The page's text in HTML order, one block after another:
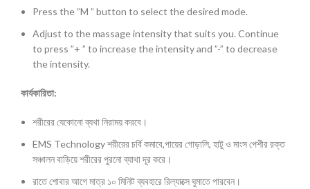
Press the ”M ” button to select the desired mode.
Adjust to the massage intensity that suits you. Continue
to press ”+ ” to increase the intensity and ”-” to decrease
the intensity.
কার্যকারিতা:
শরীরের যেকোনো ব্যথা নিরাময় করবে।
EMS Technology শরীরের চর্বি কমাবে,পায়ের গোড়ালি, হাটু ও মাংস পেশীর রক্ত
সঞ্চালন বাড়িয়ে শরীরের পুরনো ব্যাথা দূর করে।
রাতে শোবার আগে মাত্র ১০ মিনিট ব্যবহারে রিল্যাক্সে ঘুমাতে পারবেন।